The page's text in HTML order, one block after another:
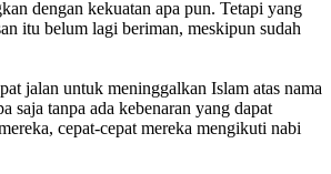
dengan kekuatan apa pun. Tetapi yang
itu belum lagi beriman, meskipun sudah
jalan untuk meninggalkan Islam atas nama
saja tanpa ada kebenaran yang dapat
cepat-cepat mereka mengikuti nabi